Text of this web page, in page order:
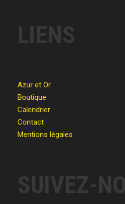
LIENS
Azur et Or
Boutique
Calendrier
Contact
Mentions légales
SUIVEZ-